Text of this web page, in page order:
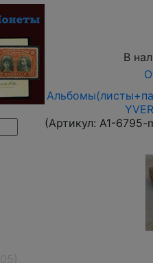
В
(Артикул: A1-6795-